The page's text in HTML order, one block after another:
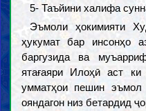
5- Таъйини халифа
Эъмоли ҳокимияти
ҳукумат бар инсонҳо
баргузида ва
ятағаяри Илоҳӣ аст
умматҳои пешин
ояндагон низ бетардид